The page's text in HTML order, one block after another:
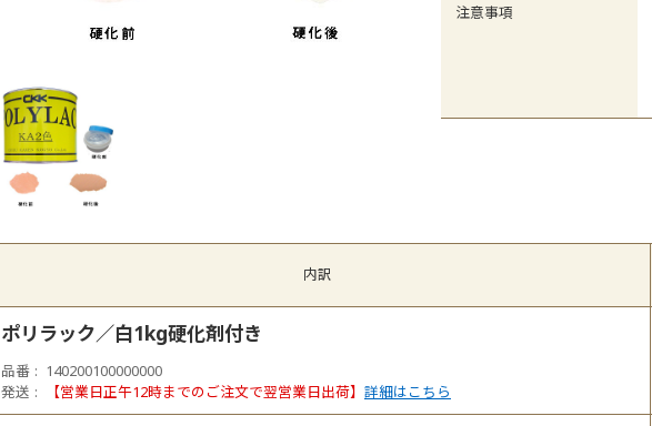
注意事項
内訳
ポリラック／白1kg硬化剤付き
品番
140200100000000
発送
【営業日正午12時までのご注文で翌営業日出荷】 詳細はこちら